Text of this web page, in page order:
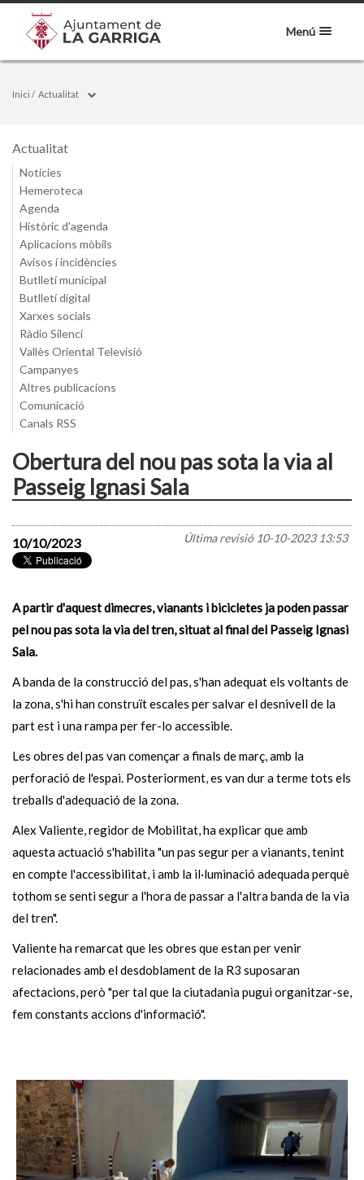
Menú
Inici / Actualitat
Actualitat
Notícies
Hemeroteca
Agenda
Històric d'agenda
Aplicacions mòbils
Avisos i incidències
Butlletí municipal
Butlletí digital
Xarxes socials
Ràdio Silenci
Vallès Oriental Televisió
Campanyes
Altres publicacions
Comunicació
Canals RSS
Obertura del nou pas sota la via al
Passeig Ignasi Sala
Última revisió 10-10-2023 13:53
10/10/2023
A partir d'aquest dimecres, vianants i bicicletes ja poden passar
pel nou pas sota la via del tren, situat al final del Passeig Ignasi
Sala.
A banda de la construcció del pas, s'han adequat els voltants de
la zona, s'hi han construït escales per salvar el desnivell de la
part est i una rampa per fer-lo accessible.
Les obres del pas van començar a finals de març, amb la
perforació de l'espai. Posteriorment, es van dur a terme tots els
treballs d'adequació de la zona.
Alex Valiente, regidor de Mobilitat, ha explicar que amb
aquesta actuació s'habilita "un pas segur per a vianants, tenint
en compte l'accessibilitat, i amb la il·luminació adequada perquè
tothom se senti segur a l'hora de passar a l'altra banda de la via
del tren".
Valiente ha remarcat que les obres que estan per venir
relacionades amb el desdoblament de la R3 suposaran
afectacions, però "per tal que la ciutadania pugui organitzar-se,
fem constants accions d'informació".